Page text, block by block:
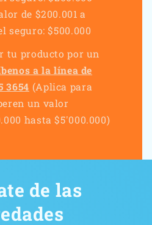
de $200.001 a
seguro: $500.000
tu producto por un
a la línea de
3654 (Aplica para
un valor
hasta $5'000.000)
de las